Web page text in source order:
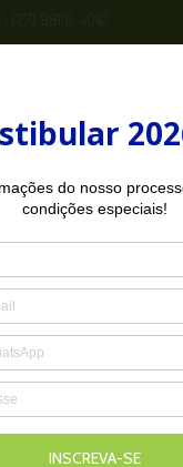
(27) 98118-4047